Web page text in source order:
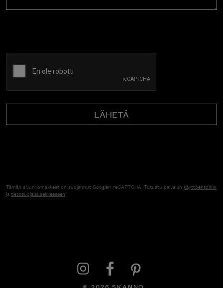
Tämän sivun lomakkeet on suojannut Googlen reCAPTCHA. Tutustu palvelun käyttöehtoihin
jatietosuojalausekkeeseen